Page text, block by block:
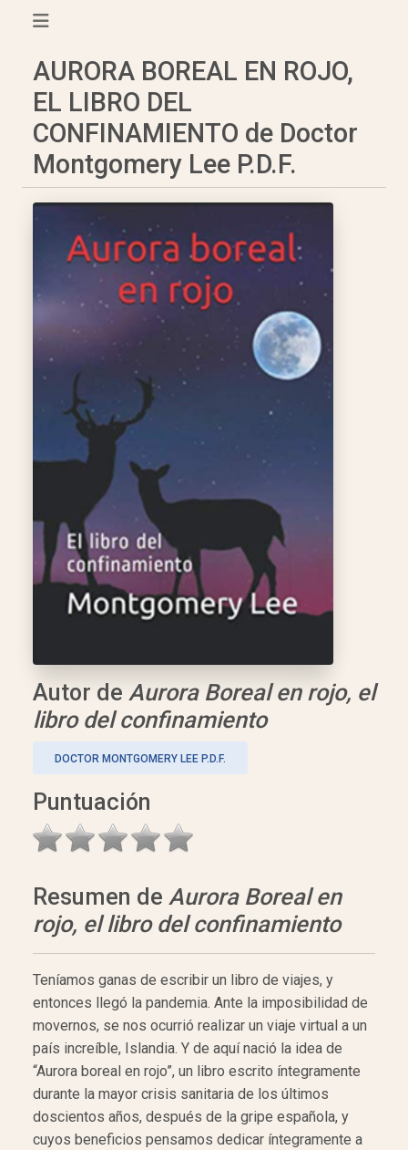
AURORA BOREAL EN ROJO,
EL LIBRO DEL
CONFINAMIENTO de Doctor
Montgomery Lee P.D.F.
Autor de Aurora Boreal en rojo, el
libro del confinamiento
DOCTOR MONTGOMERY LEE P.D.F.
Puntuación
Resumen de Aurora Boreal en
rojo, el libro del confinamiento
Teníamos ganas de escribir un libro de viajes, y
entonces llegó la pandemia. Ante la imposibilidad de
movernos, se nos ocurrió realizar un viaje virtual a un
país increíble, Islandia. Y de aquí nació la idea de
“Aurora boreal en rojo”, un libro escrito íntegramente
durante la mayor crisis sanitaria de los últimos
doscientos años, después de la gripe española, y
cuyos beneficios pensamos dedicar íntegramente a